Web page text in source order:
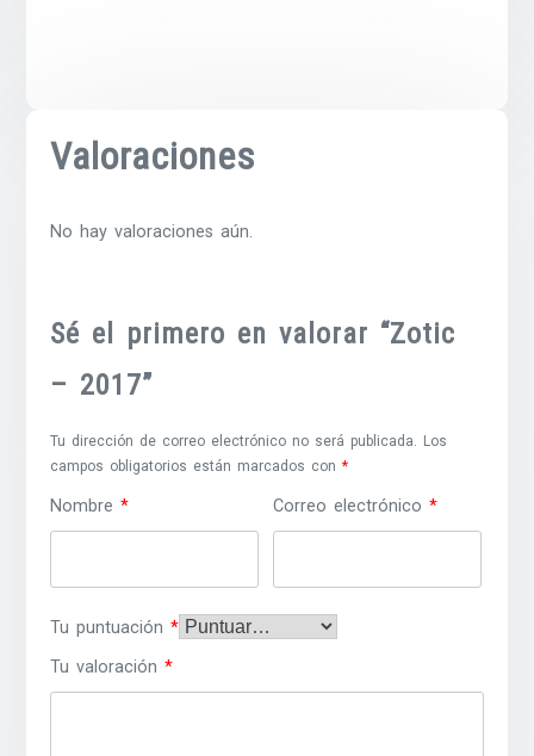
Valoraciones
No hay valoraciones aún.
Sé el primero en valorar “Zotic
– 2017”
Tu dirección de correo electrónico no será publicada.
Los
campos obligatorios están marcados con*
Nombre* Correo electrónico*
Tu puntuación*
Tu valoración*